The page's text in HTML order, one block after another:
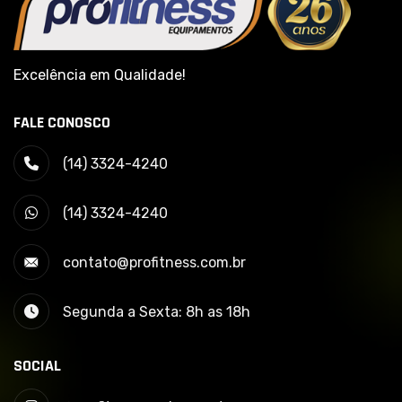
Excelência em Qualidade!
FALE CONOSCO
(14) 3324-4240
(14) 3324-4240
contato@profitness.com.br
Segunda a Sexta: 8h as 18h
SOCIAL